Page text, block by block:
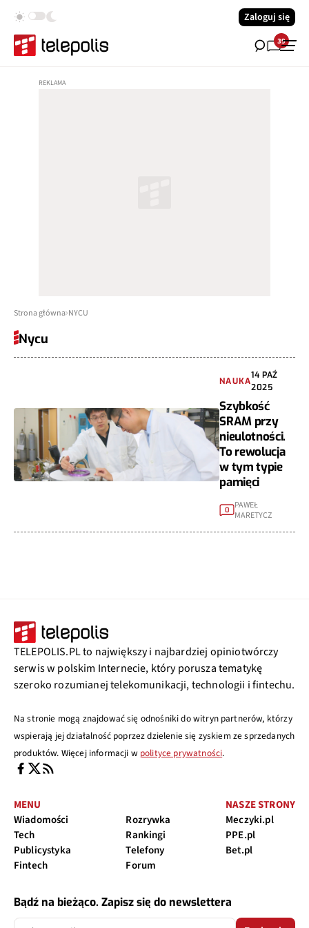
Zaloguj się
39
Strona główna NYCU
Nycu
NAUKA
14 PAŹ
2025
Szybkość
SRAM przy
nieulotności.
To rewolucja
w tym typie
pamięci
0
PAWEŁ
MARETYCZ
TELEPOLIS.PL to największy i najbardziej opiniotwórczy
serwis w polskim Internecie, który porusza tematykę
szeroko rozumianej telekomunikacji, technologii i fintechu.
Na stronie mogą znajdować się odnośniki do witryn partnerów, którzy
wspierają jej działalność poprzez dzielenie się zyskiem ze sprzedanych
produktów. Więcej informacji w polityce prywatności.
MENU
Wiadomości
Tech
Publicystyka
Fintech
Rozrywka
Rankingi
Telefony
Forum
NASZE STRONY
Meczyki.pl
PPE.pl
Bet.pl
Bądź na bieżąco. Zapisz się do newslettera